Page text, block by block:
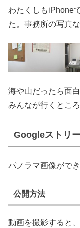
わたくしもiPhone
た。事務所の写真
海や山だったら面
みんなが行くとこ
Googleストリ
パノラマ画像がで
公開方法
動画を撮影すると